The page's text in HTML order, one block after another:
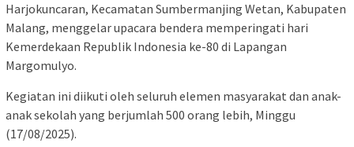
Harjokuncaran, Kecamatan Sumbermanjing Wetan, Kabupaten
Malang, menggelar upacara bendera memperingati hari
Kemerdekaan Republik Indonesia ke-80 di Lapangan
Margomulyo.
Kegiatan ini diikuti oleh seluruh elemen masyarakat dan anak-
anak sekolah yang berjumlah 500 orang lebih, Minggu
(17/08/2025).